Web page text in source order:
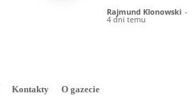
Rajmund Klonowski -
4 dni temu
Kontakty O gazecie